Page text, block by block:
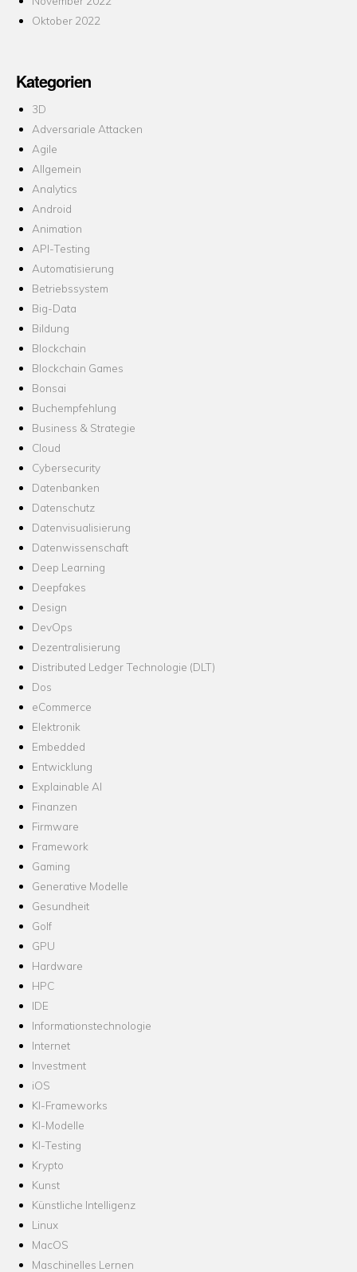
Oktober 2022
Kategorien
3D
Adversariale Attacken
Agile
Allgemein
Analytics
Android
Animation
API-Testing
Automatisierung
Betriebssystem
Big-Data
Bildung
Blockchain
Blockchain Games
Bonsai
Buchempfehlung
Business & Strategie
Cloud
Cybersecurity
Datenbanken
Datenschutz
Datenvisualisierung
Datenwissenschaft
Deep Learning
Deepfakes
Design
DevOps
Dezentralisierung
Distributed Ledger Technologie (DLT)
Dos
eCommerce
Elektronik
Embedded
Entwicklung
Explainable AI
Finanzen
Firmware
Framework
Gaming
Generative Modelle
Gesundheit
Golf
GPU
Hardware
HPC
IDE
Informationstechnologie
Internet
Investment
iOS
KI-Frameworks
KI-Modelle
KI-Testing
Krypto
Kunst
Künstliche Intelligenz
Linux
MacOS
Maschinelles Lernen